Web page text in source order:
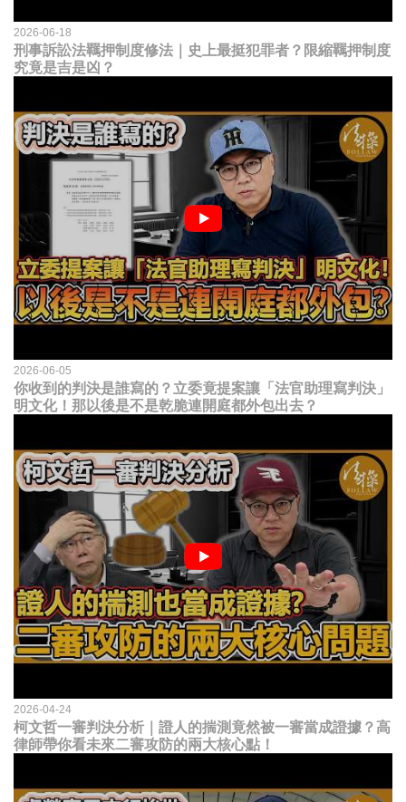
2026-06-18
刑事訴訟法羈押制度修法｜史上最挺犯罪者？限縮羈押制度
究竟是吉是凶？
2026-06-05
你收到的判決是誰寫的？立委竟提案讓「法官助理寫判決」
明文化！那以後是不是乾脆連開庭都外包出去？
2026-04-24
柯文哲一審判決分析｜證人的揣測竟然被一審當成證據？高
律師帶你看未來二審攻防的兩大核心點！